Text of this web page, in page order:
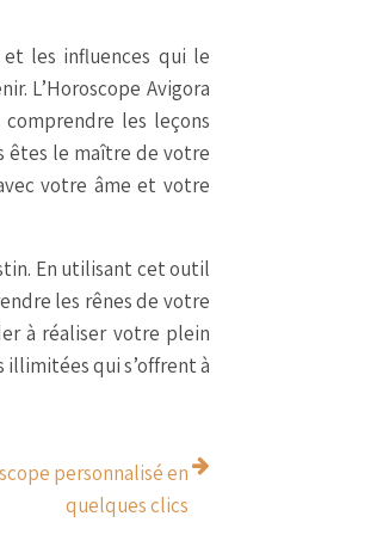
les influences qui le
L’Horoscope Avigora
les leçons
êtes le maître de votre
votre âme et votre
En utilisant cet outil
les rênes de votre
à réaliser votre plein
qui s’offrent à
personnalisé en
quelques clics